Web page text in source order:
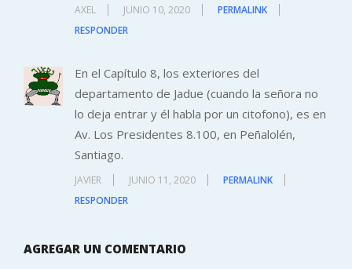
AXEL JUNIO 10, 2020
PERMALINK
RESPONDER
En el Capítulo 8, los exteriores del
departamento de Jadue (cuando la señora no
lo deja entrar y él habla por un citofono), es en
Av. Los Presidentes 8.100, en Peñalolén,
Santiago.
JAVIER JUNIO 11, 2020
PERMALINK
RESPONDER
AGREGAR UN COMENTARIO